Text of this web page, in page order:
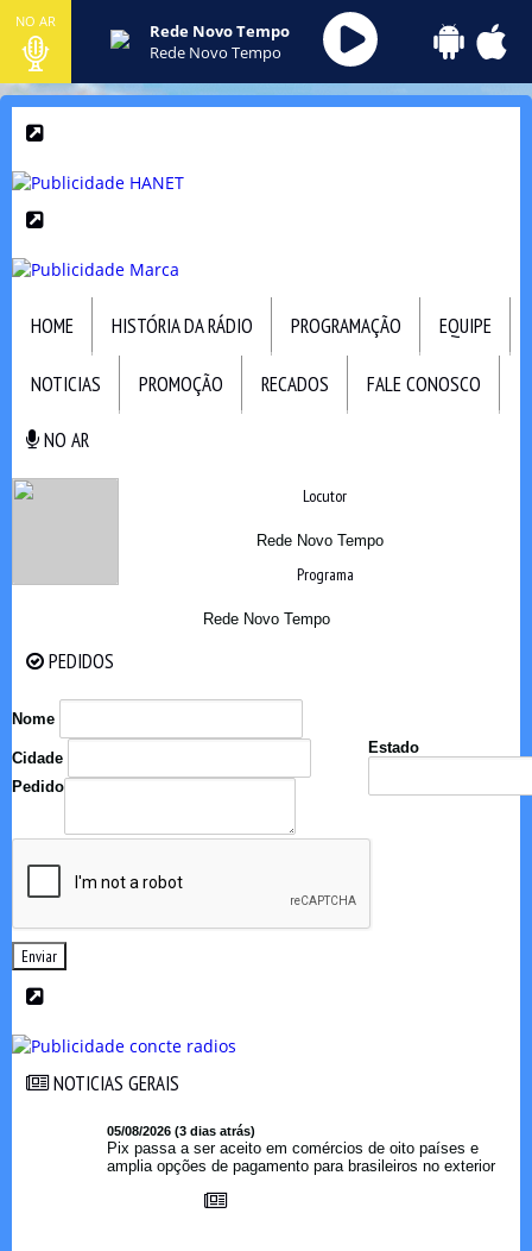
NO AR
Rede Novo Tempo
Rede Novo Tempo
HOME HISTÓRIA DA RÁDIO PROGRAMAÇÃO EQUIPE
NOTICIAS PROMOÇÃO RECADOS FALE CONOSCO
NO AR
Locutor
Rede Novo Tempo
Programa
Rede Novo Tempo
PEDIDOS
Nome
Cidade
Estado
Pedido
Enviar
NOTICIAS GERAIS
05/08/2026 (3 dias atrás)
Pix passa a ser aceito em comércios de oito países e
amplia opções de pagamento para brasileiros no exterior